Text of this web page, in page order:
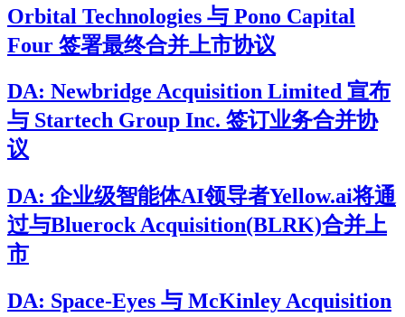
Orbital Technologies 与 Pono Capital
Four 签署最终合并上市协议
DA: Newbridge Acquisition Limited 宣布
与 Startech Group Inc. 签订业务合并协
议
DA: 企业级智能体AI领导者Yellow.ai将通
过与Bluerock Acquisition(BLRK)合并上
市
DA: Space-Eyes 与 McKinley Acquisition